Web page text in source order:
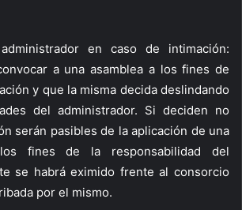
en caso de intimación:
a una asamblea a los fines de
y que la misma decida deslindando
del administrador. Si deciden no
serán pasibles de la aplicación de una
fines de la responsabilidad del
se habrá eximido frente al consorcio
por el mismo.